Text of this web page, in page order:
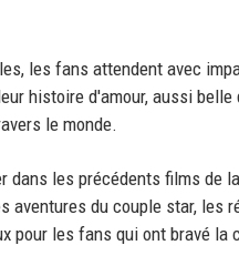
les fans attendent avec
histoire d'amour, aussi
le monde.
dans les précédents films de
du couple star, les
pour les fans qui ont bravé la